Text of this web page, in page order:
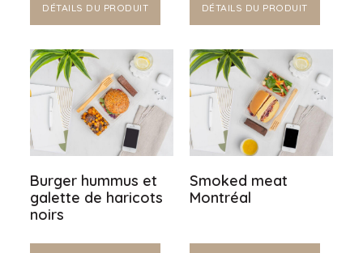
DÉTAILS DU PRODUIT DÉTAILS DU PRODUIT
Burger hummus et
galette de haricots
noirs
Smoked meat
Montréal